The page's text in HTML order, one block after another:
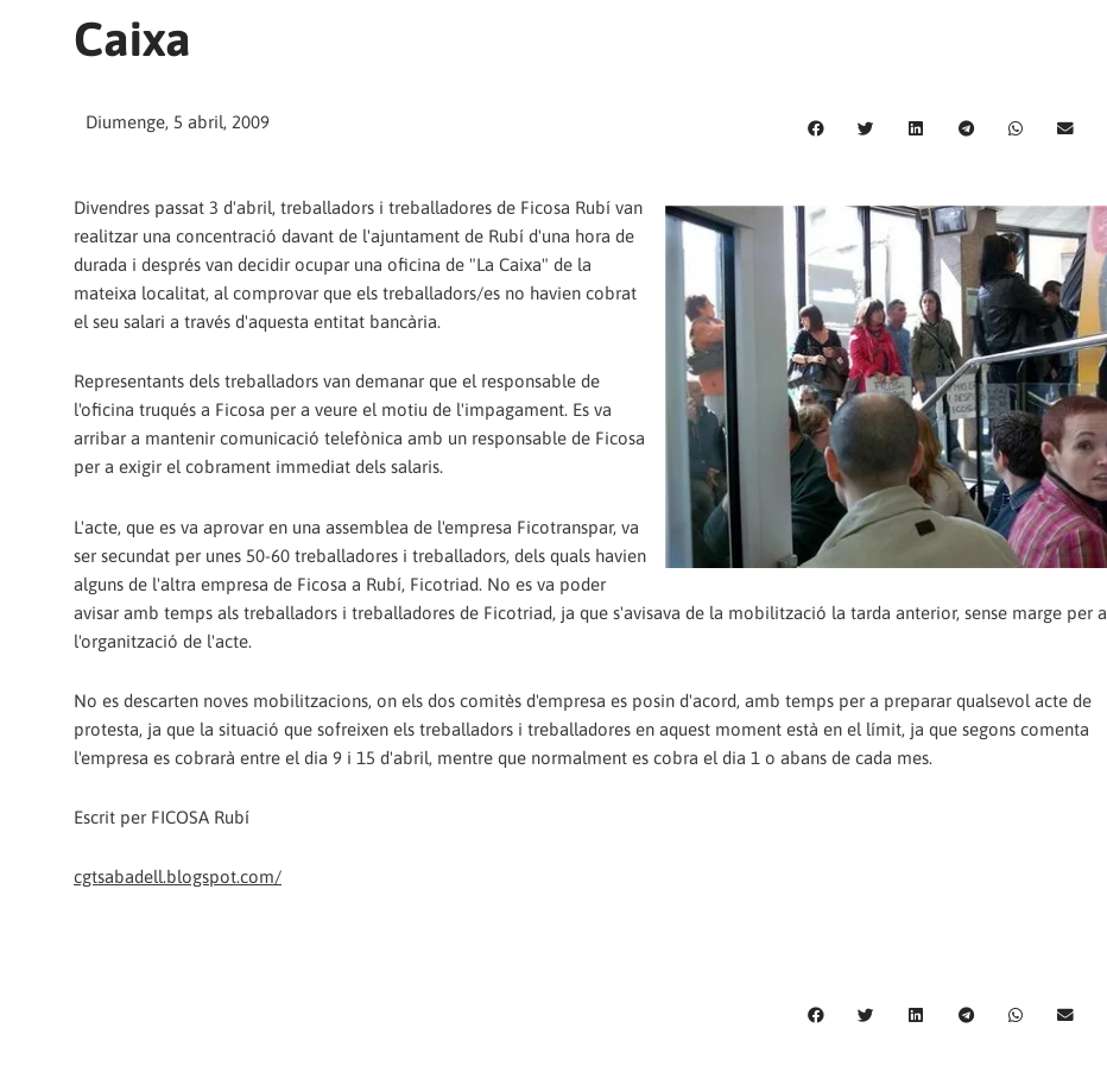
Caixa
Diumenge, 5 abril, 2009
Divendres passat 3 d'abril, treballadors i treballadores de Ficosa Rubí van
realitzar una concentració davant de l'ajuntament de Rubí d'una hora de
durada i després van decidir ocupar una oficina de "La Caixa" de la
mateixa localitat, al comprovar que els treballadors/es no havien cobrat
el seu salari a través d'aquesta entitat bancària.
Representants dels treballadors van demanar que el responsable de
l'oficina truqués a Ficosa per a veure el motiu de l'impagament. Es va
arribar a mantenir comunicació telefònica amb un responsable de Ficosa
per a exigir el cobrament immediat dels salaris.
L'acte, que es va aprovar en una assemblea de l'empresa Ficotranspar, va
ser secundat per unes 50-60 treballadores i treballadors, dels quals havien
alguns de l'altra empresa de Ficosa a Rubí, Ficotriad. No es va poder
avisar amb temps als treballadors i treballadores de Ficotriad, ja que s'avisava de la mobilització la tarda anterior, sense marge per a
l'organització de l'acte.
No es descarten noves mobilitzacions, on els dos comitès d'empresa es posin d'acord, amb temps per a preparar qualsevol acte de
protesta, ja que la situació que sofreixen els treballadors i treballadores en aquest moment està en el límit, ja que segons comenta
l'empresa es cobrarà entre el dia 9 i 15 d'abril, mentre que normalment es cobra el dia 1 o abans de cada mes.
Escrit per FICOSA Rubí
cgtsabadell.blogspot.com/